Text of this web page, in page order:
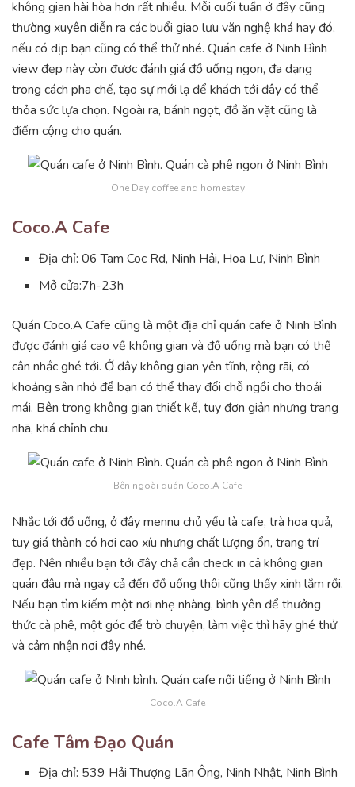
không gian hài hòa hơn rất nhiều. Mỗi cuối tuần ở đây cũng
thường xuyên diễn ra các buổi giao lưu văn nghệ khá hay đó,
nếu có dịp bạn cũng có thể thử nhé. Quán cafe ở Ninh Bình
view đẹp này còn được đánh giá đồ uống ngon, đa dạng
trong cách pha chế, tạo sự mới lạ để khách tới đây có thể
thỏa sức lựa chọn. Ngoài ra, bánh ngọt, đồ ăn vặt cũng là
điểm cộng cho quán.
One Day coffee and homestay
Coco.A Cafe
Địa chỉ: 06 Tam Coc Rd, Ninh Hải, Hoa Lư, Ninh Bình
Mở cửa:7h-23h
Quán Coco.A Cafe cũng là một địa chỉ quán cafe ở Ninh Bình
được đánh giá cao về không gian và đồ uống mà bạn có thể
cân nhắc ghé tới. Ở đây không gian yên tĩnh, rộng rãi, có
khoảng sân nhỏ để bạn có thể thay đổi chỗ ngồi cho thoải
mái. Bên trong không gian thiết kế, tuy đơn giản nhưng trang
nhã, khá chỉnh chu.
Bên ngoài quán Coco.A Cafe
Nhắc tới đồ uống, ở đây mennu chủ yếu là cafe, trà hoa quả,
tuy giá thành có hơi cao xíu nhưng chất lượng ổn, trang trí
đẹp. Nên nhiều bạn tới đây chả cần check in cả không gian
quán đâu mà ngay cả đến đồ uống thôi cũng thấy xinh lắm rồi.
Nếu bạn tìm kiếm một nơi nhẹ nhàng, bình yên để thưởng
thức cà phê, một góc để trò chuyện, làm việc thì hãy ghé thử
và cảm nhận nơi đây nhé.
Coco.A Cafe
Cafe Tâm Đạo Quán
Địa chỉ: 539 Hải Thượng Lãn Ông, Ninh Nhật, Ninh Bình